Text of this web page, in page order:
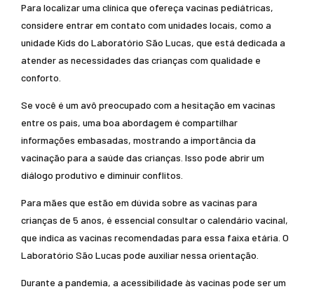
Para localizar uma clínica que ofereça vacinas pediátricas,
considere entrar em contato com unidades locais, como a
unidade Kids do Laboratório São Lucas, que está dedicada a
atender as necessidades das crianças com qualidade e
conforto.
Se você é um avô preocupado com a hesitação em vacinas
entre os pais, uma boa abordagem é compartilhar
informações embasadas, mostrando a importância da
vacinação para a saúde das crianças. Isso pode abrir um
diálogo produtivo e diminuir conflitos.
Para mães que estão em dúvida sobre as vacinas para
crianças de 5 anos, é essencial consultar o calendário vacinal,
que indica as vacinas recomendadas para essa faixa etária. O
Laboratório São Lucas pode auxiliar nessa orientação.
Durante a pandemia, a acessibilidade às vacinas pode ser um